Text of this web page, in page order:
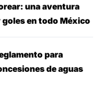
una aventura
en todo México
para
de aguas